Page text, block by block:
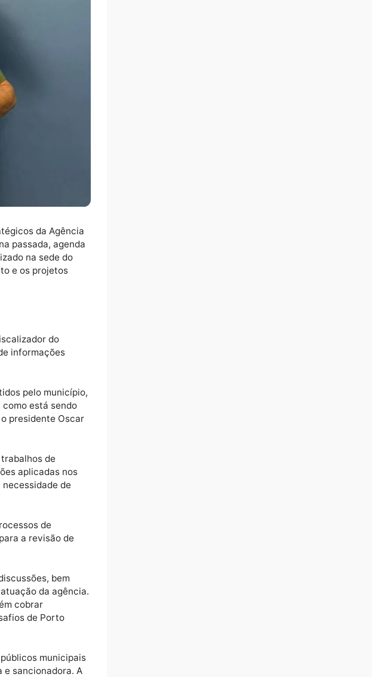
semana passada, agenda
e os projetos
papel fiscalizador do
se de informações
permitidos pelo município,
saiba como está sendo
os trabalhos de
como a necessidade de
de processos de